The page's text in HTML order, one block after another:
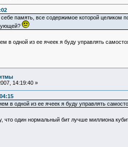
память, все содержимое которой целиком
в одной из ее ячеек я буду управлять
14:19:40 »
в одной из ее ячеек я буду управлять
что один нормальный бит лучше миллиона